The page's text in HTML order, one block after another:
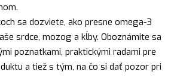
sa dozviete, ako presne omega-3
srdce, mozog a kĺby. Oboznámite sa
poznatkami, praktickými radami pre
a tiež s tým, na čo si dať pozor pri